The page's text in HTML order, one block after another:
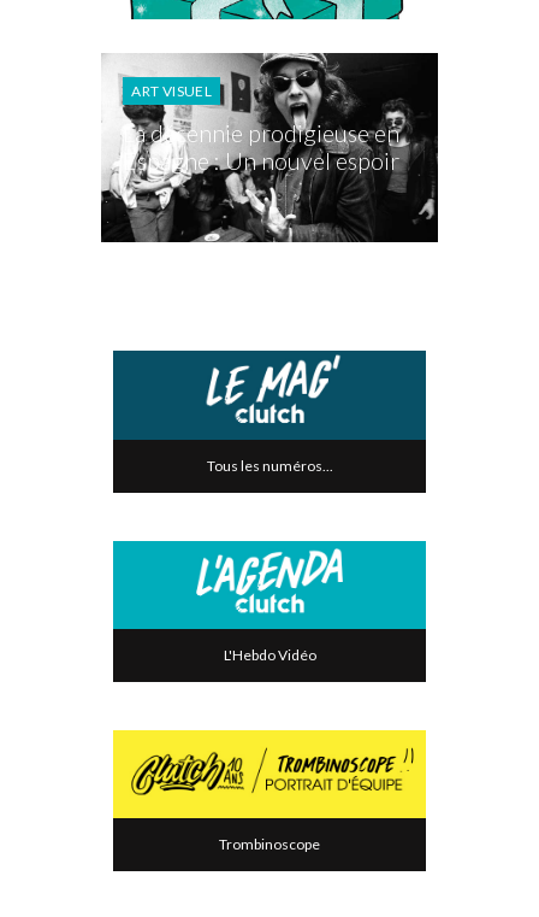
ART VISUEL
La décennie prodigieuse en
Espagne : Un nouvel espoir
Tous les numéros...
L'Hebdo Vidéo
Trombinoscope